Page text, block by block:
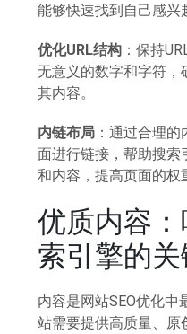
能够快速找到自己感兴
优化URL结构 ：保持
无意义的数字和字符，
其内容。
内链布局 ：通过合理
面进行链接，帮助搜索
和内容，提高页面的权
优质内容
索引擎的关
内容是网站SEO优化中
站需要提供高质量、原